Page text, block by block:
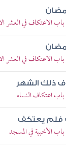
في العشر
في العشر
ذلك الشهر
اعتكاف النساء
فلم يعتكف
الأخبية في المسجد